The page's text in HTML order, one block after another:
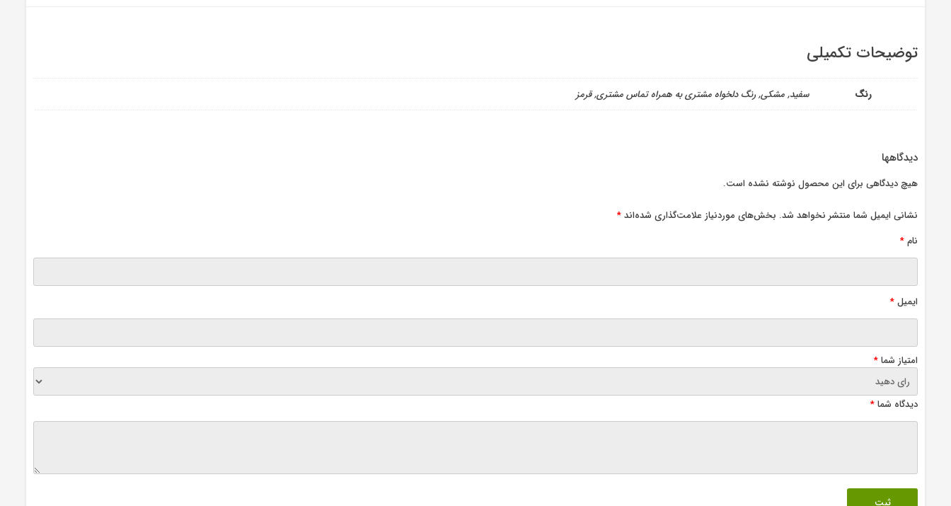
توضیحات تکمیلی
رنگ سفید, مشکی, رنگ دلخواه مشتری به همراه تماس مشتری, قرمز
دیدگاهها
هیچ دیدگاهی برای این محصول نوشته نشده است.
نشانی ایمیل شما منتشر نخواهد شد. بخش‌های موردنیاز علامت‌گذاری شده‌اند*
نام*
ایمیل*
امتیاز شما*
دیدگاه شما*